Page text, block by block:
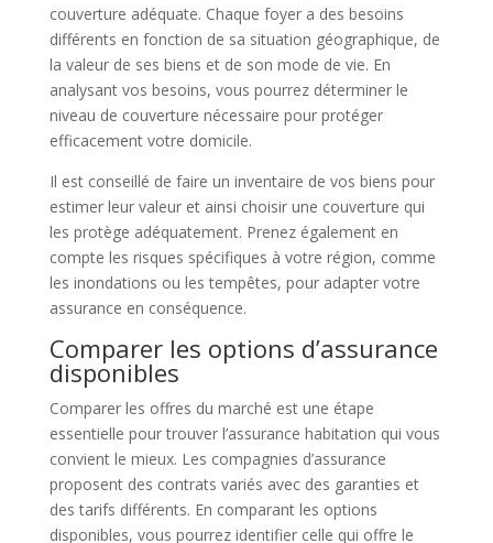
couverture adéquate. Chaque foyer a des besoins
différents en fonction de sa situation géographique, de
la valeur de ses biens et de son mode de vie. En
analysant vos besoins, vous pourrez déterminer le
niveau de couverture nécessaire pour protéger
efficacement votre domicile.
Il est conseillé de faire un inventaire de vos biens pour
estimer leur valeur et ainsi choisir une couverture qui
les protège adéquatement. Prenez également en
compte les risques spécifiques à votre région, comme
les inondations ou les tempêtes, pour adapter votre
assurance en conséquence.
Comparer les options d’assurance
disponibles
Comparer les offres du marché est une étape
essentielle pour trouver l’assurance habitation qui vous
convient le mieux. Les compagnies d’assurance
proposent des contrats variés avec des garanties et
des tarifs différents. En comparant les options
disponibles, vous pourrez identifier celle qui offre le